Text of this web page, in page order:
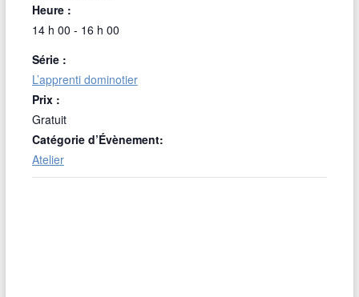
Heure :
14 h 00 - 16 h 00
Série :
L’apprenti dominotier
Prix :
Gratuit
Catégorie d’Évènement:
Atelier